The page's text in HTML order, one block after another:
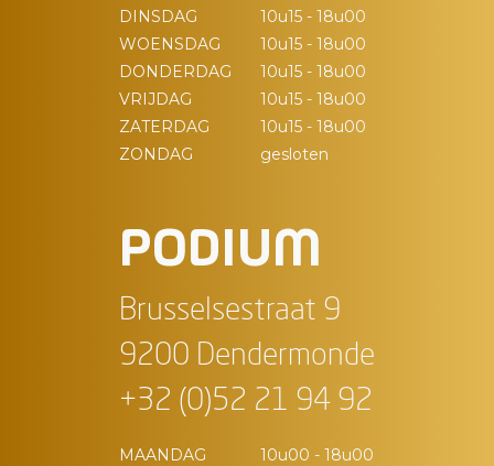
DINSDAG
10u15 - 18u00
WOENSDAG
10u15 - 18u00
DONDERDAG
10u15 - 18u00
VRIJDAG
10u15 - 18u00
ZATERDAG
10u15 - 18u00
ZONDAG
gesloten
PODIUM
Brusselsestraat 9
9200 Dendermonde
+32 (0)52 21 94 92
MAANDAG
10u00 - 18u00